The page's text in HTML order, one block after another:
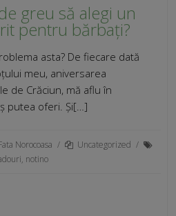
greu să alegi un
pentru bărbați?
asta? De fiecare dată
meu, aniversarea
de Crăciun, mă aflu în
putea oferi. Și[…]
Norocoasa / Uncategorized /
, notino